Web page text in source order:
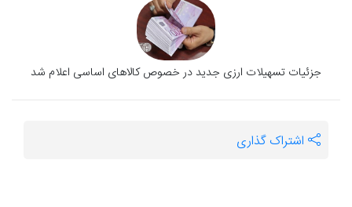
جزئیات تسهیلات ارزی جدید در خصوص کالا‌های اساسی اعلام شد
اشتراک گذاری